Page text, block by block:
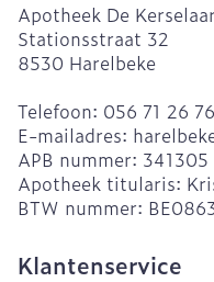
Apotheek De
Stationsstraat 32
8530 Harelbeke
Telefoon: 056 71 26 76
E-mailadres:
APB nummer: 341305
Apotheek titularis:
BTW nummer:
Klantenservice